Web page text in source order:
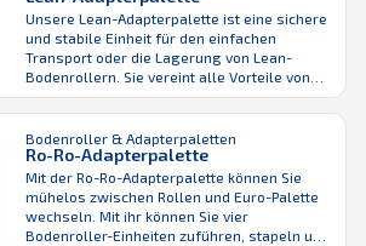
Unsere Lean-Adapterpalette ist eine sichere
und stabile Einheit für den einfachen
Transport oder die Lagerung von Lean-
Bodenrollern. Sie vereint alle Vorteile von
Europaletten und rollbaren Einheiten.
Außerdem kann sie mit einem Gabelstapler
sowohl von der kurzen als auch von der
langen Seite bewegt werden. Bei Bedarf
lassen sich die Lean Bodenroller leicht aus
der Palette ...
Bodenroller & Adapterpaletten
Ro-Ro-Adapterpalette
Mit der Ro-Ro-Adapterpalette können Sie
mühelos zwischen Rollen und Euro-Palette
wechseln. Mit ihr können Sie vier
Bodenroller-Einheiten zuführen, stapeln und